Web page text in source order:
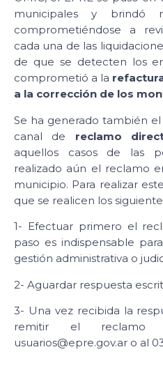
municipales y brindó
comprometiéndose a
cada una de las
de que se detecten los
comprometió a la
a la corrección de los
Se ha generado también
canal de reclamo
aquellos casos de las
realizado aún el reclamo
municipio. Para realizar
que se realicen los
1- Efectuar primero el
paso es indispensable
gestión administrativa o
2- Aguardar respuesta
3- Una vez recibida la
remitir el
usuarios@epre.gov.ar o al